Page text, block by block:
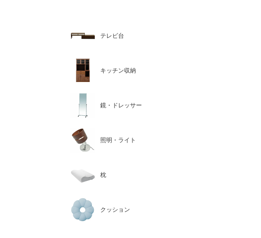
テレビ台
キッチン収納
鏡・ドレッサー
照明・ライト
枕
クッション